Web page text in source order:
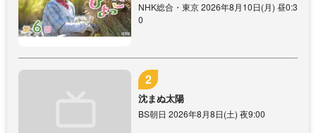
NHK総合・東京 2026年8月10日(月) 昼0:3
0
沈まぬ太陽
BS朝日 2026年8月8日(土) 夜9:00